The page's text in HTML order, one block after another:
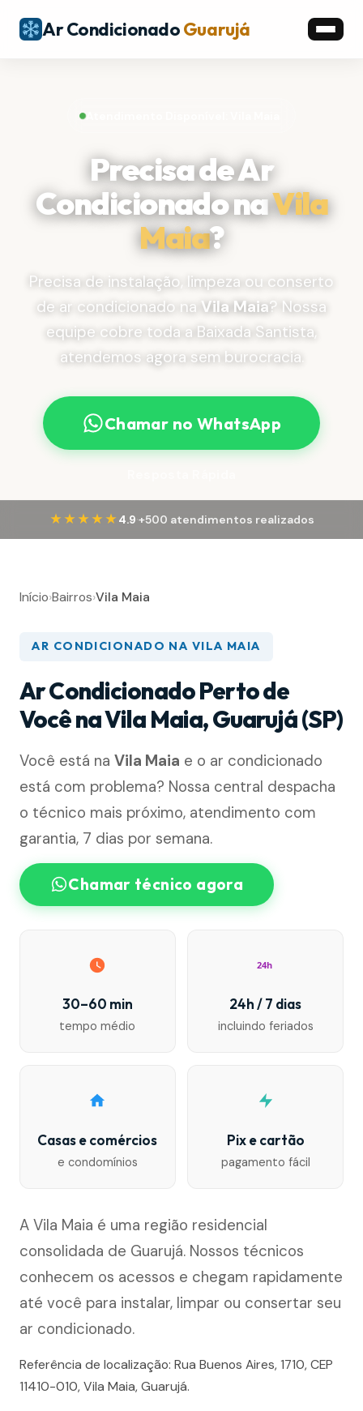
Ar CondicionadoGuarujá
Atendimento Disponível: Vila Maia
Precisa de Ar
Condicionado naVila
Maia?
Precisa de instalação, limpeza ou conserto
de ar condicionado na Vila Maia? Nossa
equipe cobre toda a Baixada Santista,
atendemos agora sem burocracia.
Chamar no WhatsApp
★★★★★ 4.9·+500 atendimentos realizados
Início›Bairros›Vila Maia
AR CONDICIONADO NA VILA MAIA
Ar Condicionado Perto de
Você na Vila Maia, Guarujá (SP)
Você está na Vila Maia e o ar condicionado
está com problema? Nossa central despacha
o técnico mais próximo, atendimento com
garantia, 7 dias por semana.
Chamar técnico agora
30–60 min
tempo médio
24h
24h / 7 dias
incluindo feriados
Casas e comércios
e condomínios
Pix e cartão
pagamento fácil
A Vila Maia é uma região residencial
consolidada de Guarujá. Nossos técnicos
conhecem os acessos e chegam rapidamente
até você para instalar, limpar ou consertar seu
ar condicionado.
Referência de localização: Rua Buenos Aires, 1710, CEP
11410-010, Vila Maia, Guarujá.